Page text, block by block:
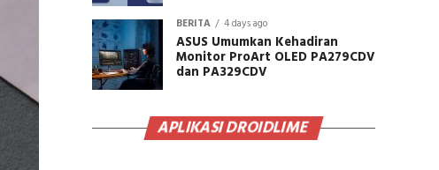
BERITA 4 days ago
ASUS Umumkan Kehadiran
Monitor ProArt OLED PA279CDV
dan PA329CDV
APLIKASI DROIDLIME